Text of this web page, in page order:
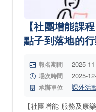
【社團增能課
點子到落地的
報名期間 2025-
場次時間 2025-
承辦單位 課外活
【社團增能-服務及康